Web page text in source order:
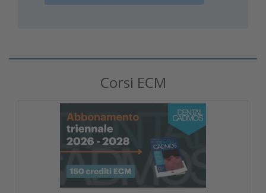
Corsi ECM